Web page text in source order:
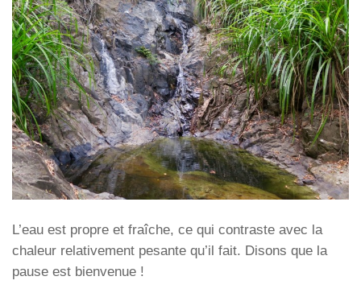
L’eau est propre et fraîche, ce qui contraste avec la
chaleur relativement pesante qu’il fait. Disons que la
pause est bienvenue !